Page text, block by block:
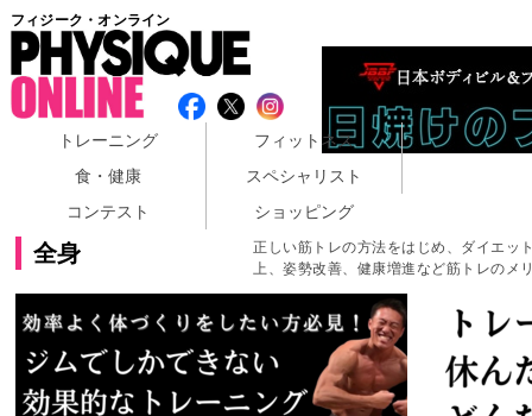
フィジーク・オンライン
トレーニング
フィットネス
食・健康
スペシャリスト
コンテスト
ショッピング
全身
正しい筋トレの方法をはじめ、ダイエッ
上、姿勢改善、健康増進など筋トレのメ